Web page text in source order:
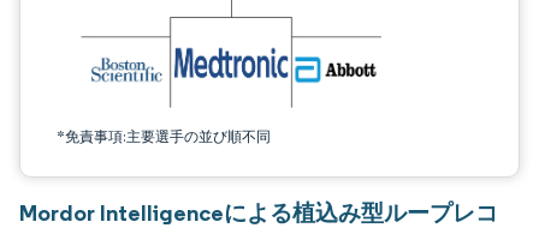
*免責事項:主要選手の並び順不同
Mordor Intelligenceによる植込み型ループレコ